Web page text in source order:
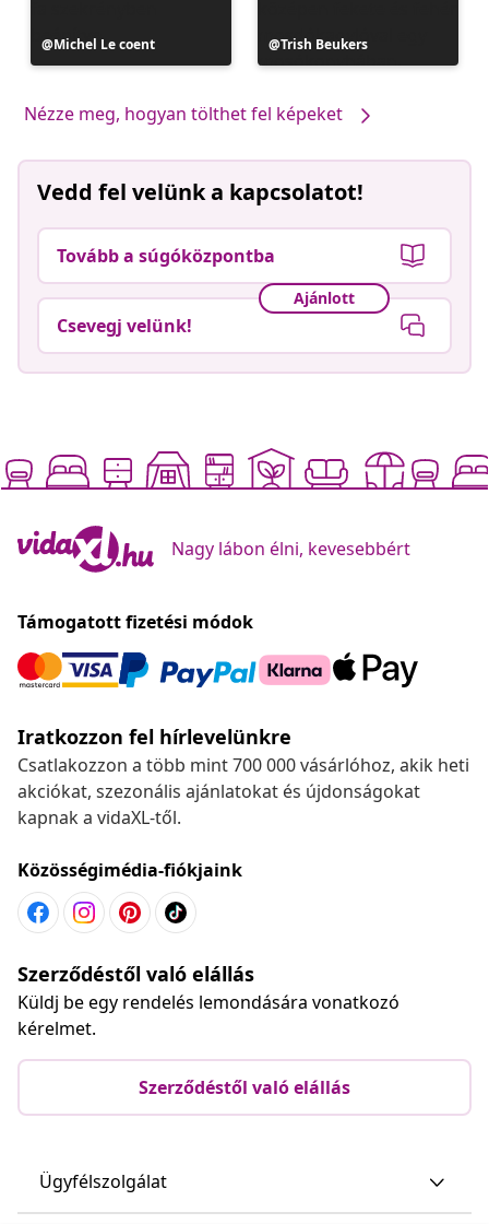
Bejegyzés
közzétevője
Michel Le coent
Bejegyzés
közzétevője
Trish Beukers
Nézze meg, hogyan tölthet fel képeket
Vedd fel velünk a kapcsolatot!
Tovább a súgóközpontba
Ajánlott
Csevegj velünk!
Nagy lábon élni, kevesebbért
Támogatott fizetési módok
Iratkozzon fel hírlevelünkre
Csatlakozzon a több mint 700 000 vásárlóhoz, akik heti
akciókat, szezonális ajánlatokat és újdonságokat
kapnak a vidaXL-től.
Közösségimédia-fiókjaink
Szerződéstől való elállás
Küldj be egy rendelés lemondására vonatkozó
kérelmet.
Szerződéstől való elállás
Ügyfélszolgálat